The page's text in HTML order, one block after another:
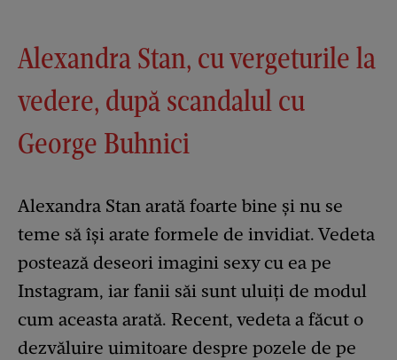
Alexandra Stan, cu vergeturile la
vedere, după scandalul cu
George Buhnici
Alexandra Stan arată foarte bine și nu se
teme să își arate formele de invidiat. Vedeta
postează deseori imagini sexy cu ea pe
Instagram, iar fanii săi sunt uluiți de modul
cum aceasta arată. Recent, vedeta a făcut o
dezvăluire uimitoare despre pozele de pe